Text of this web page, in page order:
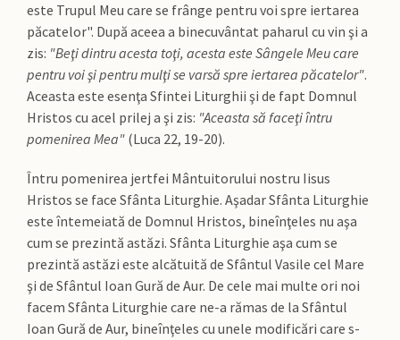
este Trupul Meu care se frânge pentru voi spre iertarea
păcatelor". După aceea a binecuvântat paharul cu vin şi a
zis: "Beţi dintru acesta toţi, acesta este Sângele Meu care
pentru voi şi pentru mulţi se varsă spre iertarea păcatelor".
Aceasta este esenţa Sfintei Liturghii şi de fapt Domnul
Hristos cu acel prilej a şi zis: "Aceasta să faceţi întru
pomenirea Mea" (Luca 22, 19-20).
Întru pomenirea jertfei Mântuitorului nostru Iisus
Hristos se face Sfânta Liturghie. Aşadar Sfânta Liturghie
este întemeiată de Domnul Hristos, bineînţeles nu aşa
cum se prezintă astăzi. Sfânta Liturghie aşa cum se
prezintă astăzi este alcătuită de Sfântul Vasile cel Mare
şi de Sfântul Ioan Gură de Aur. De cele mai multe ori noi
facem Sfânta Liturghie care ne-a rămas de la Sfântul
Ioan Gură de Aur, bineînţeles cu unele modificări care s-